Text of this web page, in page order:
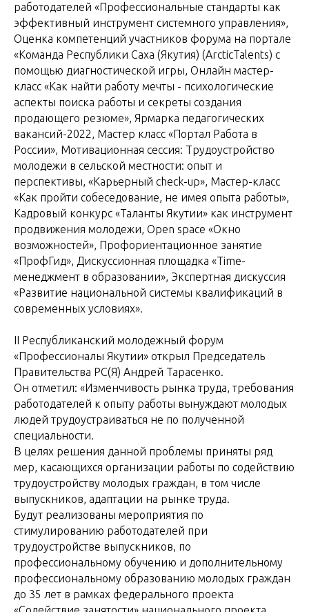
работодателей «Профессиональные стандарты как
эффективный инструмент системного управления»,
Оценка компетенций участников форума на портале
«Команда Республики Саха (Якутия) (ArcticTalents) с
помощью диагностической игры, Онлайн мастер-
класс «Как найти работу мечты - психологические
аспекты поиска работы и секреты создания
продающего резюме», Ярмарка педагогических
вакансий-2022, Мастер класс «Портал Работа в
России», Мотивационная сессия: Трудоустройство
молодежи в сельской местности: опыт и
перспективы, «Карьерный check-up», Мастер-класс
«Как пройти собеседование, не имея опыта работы»,
Кадровый конкурс «Таланты Якутии» как инструмент
продвижения молодежи, Open space «Окно
возможностей», Профориентационное занятие
«ПрофГид», Дискуссионная площадка «Time-
менеджмент в образовании», Экспертная дискуссия
«Развитие национальной системы квалификаций в
современных условиях».
II Республиканский молодежный форум
«Профессионалы Якутии» открыл Председатель
Правительства РС(Я) Андрей Тарасенко.
Он отметил: «Изменчивость рынка труда, требования
работодателей к опыту работы вынуждают молодых
людей трудоустраиваться не по полученной
специальности.
В целях решения данной проблемы приняты ряд
мер, касающихся организации работы по содействию
трудоустройству молодых граждан, в том числе
выпускников, адаптации на рынке труда.
Будут реализованы мероприятия по
стимулированию работодателей при
трудоустройстве выпускников, по
профессиональному обучению и дополнительному
профессиональному образованию молодых граждан
до 35 лет в рамках федерального проекта